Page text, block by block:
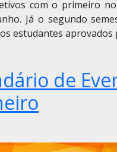
com o primeiro
Já o segundo
estudantes aprovados
de